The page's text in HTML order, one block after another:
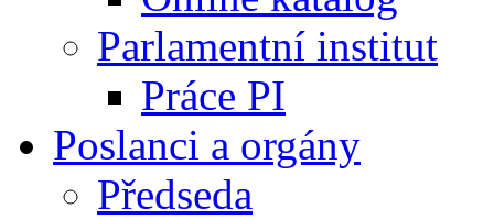
Parlamentní institut
Práce PI
Poslanci a orgány
Předseda